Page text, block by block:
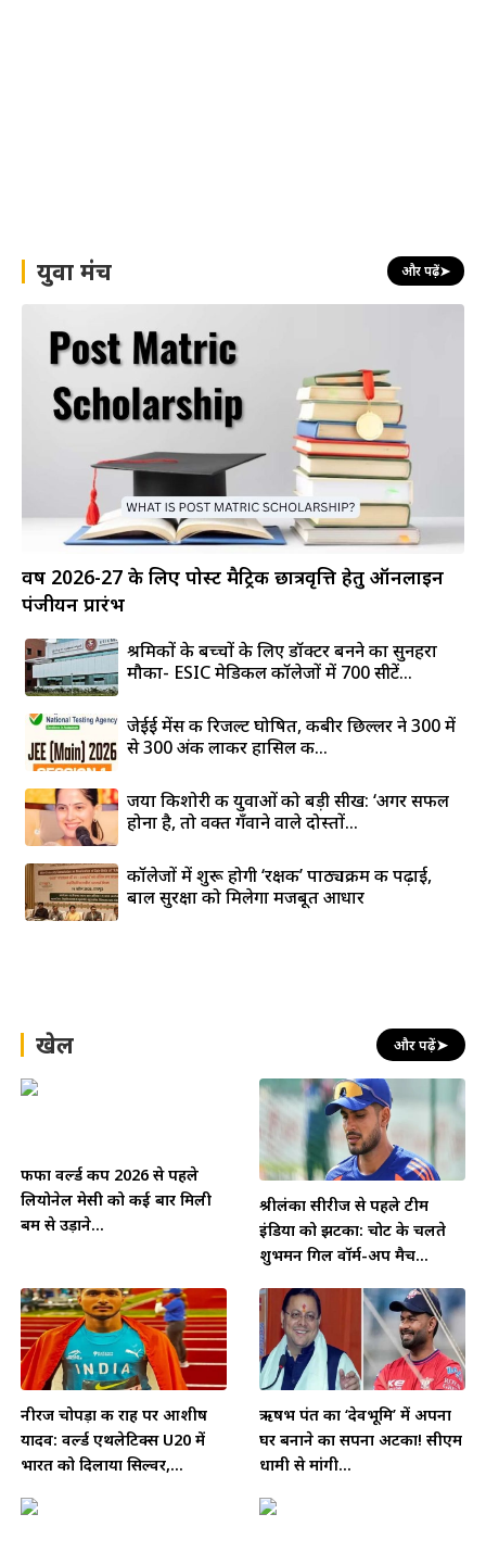
युवा मंच और पढ़ें➤
वर्ष 2026-27 के लिए पोस्ट मैट्रिक छात्रवृत्ति हेतु ऑनलाइन
पंजीयन प्रारंभ
श्रमिकों के बच्चों के लिए डॉक्टर बनने का सुनहरा
मौका- ESIC मेडिकल कॉलेजों में 700 सीटें...
जेईई मेंस की रिजल्ट घोषित, कबीर छिल्लर ने 300 में
से 300 अंक लाकर हासिल की...
जया किशोरी की युवाओं को बड़ी सीख: ‘अगर सफल
होना है, तो वक्त गँवाने वाले दोस्तों...
कॉलेजों में शुरू होगी ‘रक्षक’ पाठ्यक्रम की पढ़ाई,
बाल सुरक्षा को मिलेगा मजबूत आधार
खेल और पढ़ें➤
फीफा वर्ल्ड कप 2026 से पहले
लियोनेल मेसी को कई बार मिली
बम से उड़ाने...
श्रीलंका सीरीज से पहले टीम
इंडिया को झटका: चोट के चलते
शुभमन गिल वॉर्म-अप मैच...
नीरज चोपड़ा की राह पर आशीष
यादव: वर्ल्ड एथलेटिक्स U20 में
भारत को दिलाया सिल्वर,...
ऋषभ पंत का ‘देवभूमि’ में अपना
घर बनाने का सपना अटका! सीएम
धामी से मांगी...